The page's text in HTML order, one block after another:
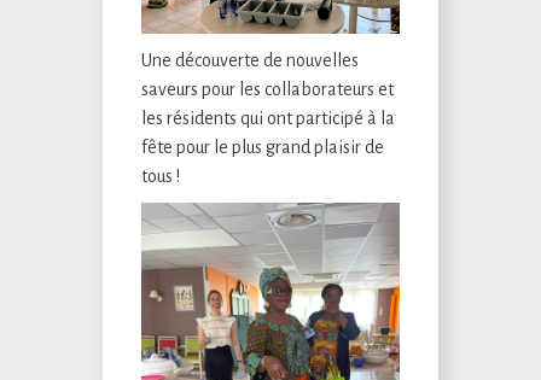
Une découverte de nouvelles
saveurs pour les collaborateurs et
les résidents qui ont participé à la
fête pour le plus grand plaisir de
tous !